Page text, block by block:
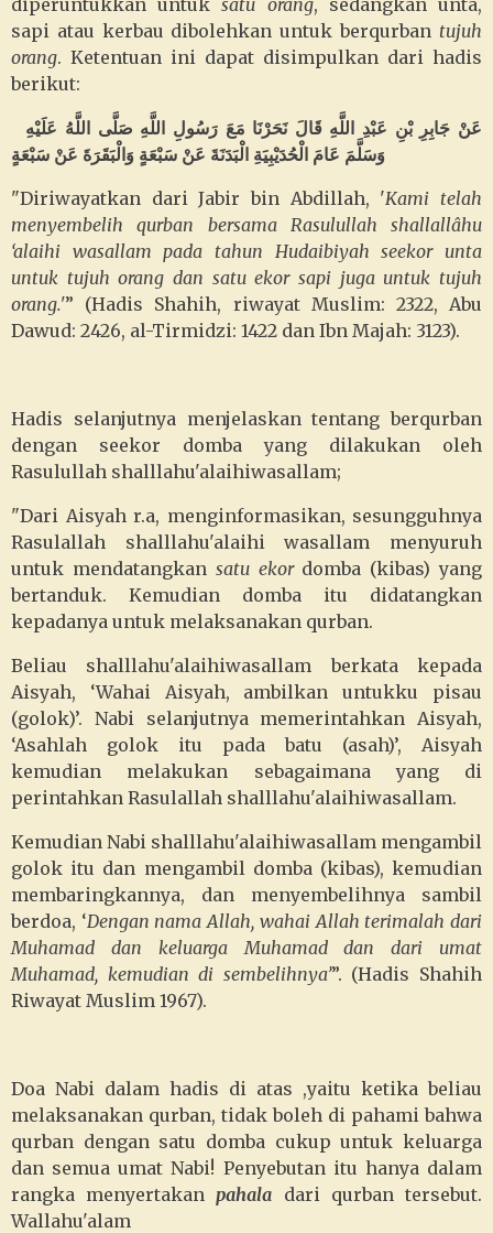
diperuntukkan untuk satu orang, sedangkan unta,
sapi atau kerbau dibolehkan untuk berqurban tujuh
orang. Ketentuan ini dapat disimpulkan dari hadis
berikut:
وَسَلَّمَ عَامَ الْحُدَيْبِيَةِ الْبَدَنَةَ عَنْ سَبْعَةٍ وَالْبَقَرَةَ عَنْ سَبْعَةٍ
"Diriwayatkan dari Jabir bin Abdillah, 'Kami telah
menyembelih qurban bersama Rasulullah shallallâhu
‘alaihi wasallam pada tahun Hudaibiyah seekor unta
untuk tujuh orang dan satu ekor sapi juga untuk tujuh
orang.'” (Hadis Shahih, riwayat Muslim: 2322, Abu
Dawud: 2426, al-Tirmidzi: 1422 dan Ibn Majah: 3123).
Hadis selanjutnya menjelaskan tentang berqurban
dengan seekor domba yang dilakukan oleh
Rasulullah shalllahu'alaihiwasallam;
"Dari Aisyah r.a, menginformasikan, sesungguhnya
Rasulallah shalllahu'alaihi wasallam menyuruh
untuk mendatangkan satu ekor domba (kibas) yang
bertanduk. Kemudian domba itu didatangkan
kepadanya untuk melaksanakan qurban.
Beliau shalllahu'alaihiwasallam berkata kepada
Aisyah, ‘Wahai Aisyah, ambilkan untukku pisau
(golok)’. Nabi selanjutnya memerintahkan Aisyah,
‘Asahlah golok itu pada batu (asah)’, Aisyah
kemudian melakukan sebagaimana yang di
perintahkan Rasulallah shalllahu'alaihiwasallam.
Kemudian Nabi shalllahu'alaihiwasallam mengambil
golok itu dan mengambil domba (kibas), kemudian
membaringkannya, dan menyembelihnya sambil
berdoa, ‘Dengan nama Allah, wahai Allah terimalah dari
Muhamad dan keluarga Muhamad dan dari umat
Muhamad, kemudian di sembelihnya’”. (Hadis Shahih
Riwayat Muslim 1967).
Doa Nabi dalam hadis di atas ,yaitu ketika beliau
melaksanakan qurban, tidak boleh di pahami bahwa
qurban dengan satu domba cukup untuk keluarga
dan semua umat Nabi! Penyebutan itu hanya dalam
rangka menyertakanpahala dari qurban tersebut.
Wallahu'alam